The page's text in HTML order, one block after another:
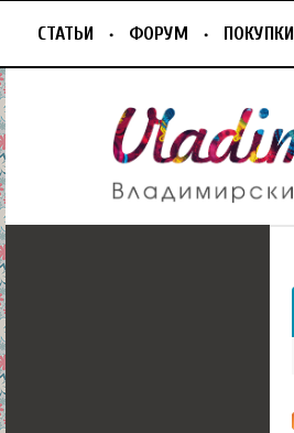
СТАТЬИ ФОРУМ ПОКУПКИ